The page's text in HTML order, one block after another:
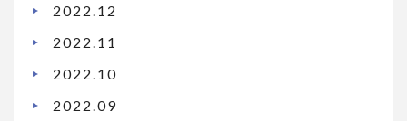
2022.12
2022.11
2022.10
2022.09